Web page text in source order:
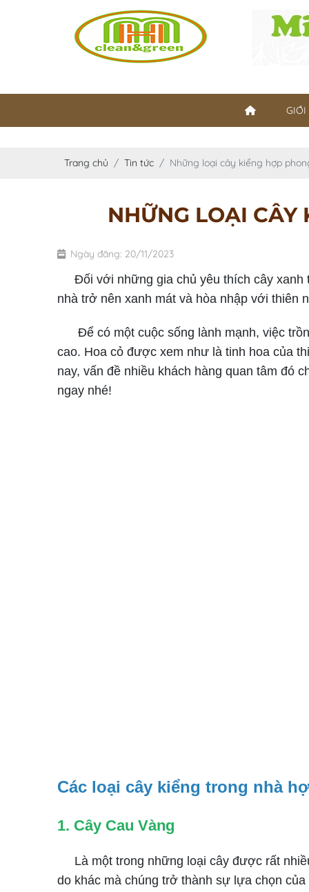
GIỚI
Trang chủ Tin tức Những loại cây kiểng hợp
NHỮNG LOẠI CÂY
Ngày đăng: 20/11/2023
Đối với những gia chủ yêu thích cây xanh
nhà trở nên xanh mát và hòa nhập với thiên
Để có một cuộc sống lành mạnh, việc
cao. Hoa cỏ được xem như là tinh hoa của
nay, vấn đề nhiều khách hàng quan tâm đó
ngay nhé!
Các loại cây kiểng trong nhà
1. Cây Cau Vàng
Là một trong những loại cây được rất
do khác mà chúng trở thành sự lựa chọn